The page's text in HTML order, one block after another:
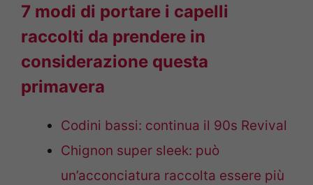
7 modi di portare i capelli
raccolti da prendere in
considerazione questa
primavera
Codini bassi: continua il 90s Revival
Chignon super sleek: può
un’acconciatura raccolta essere più